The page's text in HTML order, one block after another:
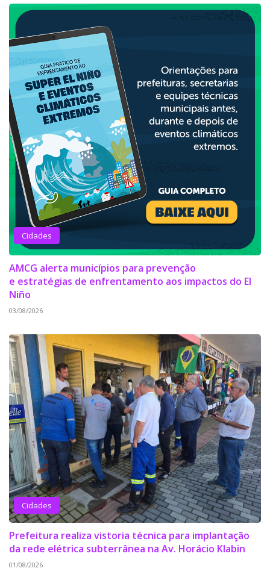
Cidades
AMCG alerta municípios para prevenção
e estratégias de enfrentamento aos impactos do El
Niño
03/08/2026
Cidades
Prefeitura realiza vistoria técnica para implantação
da rede elétrica subterrânea na Av. Horácio Klabin
01/08/2026